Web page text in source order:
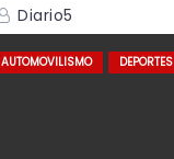
Diario5
AUTOMOVILISMO DEPORTES